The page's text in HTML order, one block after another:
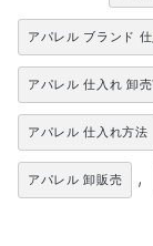
アパレル ブランド
アパレル 仕入れ 卸
アパレル 仕入れ方法
アパレル 卸販売 ,